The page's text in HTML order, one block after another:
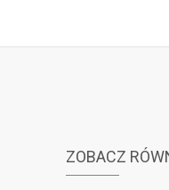
ZOBACZ